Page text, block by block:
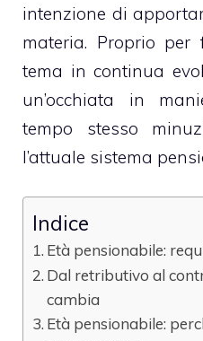
intenzione di
materia. Proprio
tema in continua
un’occhiata in
tempo stesso
l’attuale sistema
Indice
Età pensionabile:
Dal retributivo al
cambia
Età pensionabile: